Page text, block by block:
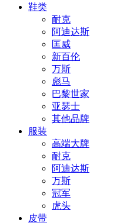
鞋类
耐克
阿迪达斯
匡威
新百伦
万斯
彪马
巴黎世家
亚瑟士
其他品牌
服装
高端大牌
耐克
阿迪达斯
万斯
冠军
虎头
皮带